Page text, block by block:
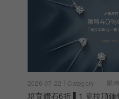
2026-07-22 Category 限
培育鑽石6折 ▌1 克拉項鍊